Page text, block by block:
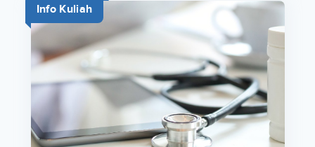
Info Kuliah